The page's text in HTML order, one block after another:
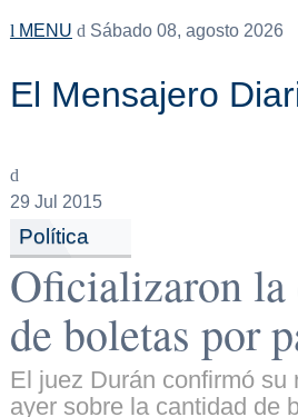
MENU Sábado 08, agosto 2026
El Mensajero
29 Jul 2015
Política
Oficializaron la
de boletas por
El juez Durán confirmó su
ayer sobre la cantidad de